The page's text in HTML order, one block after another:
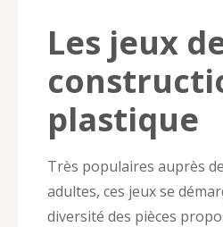
Les jeux
plastique
Très populaires auprès
adultes, ces jeux se
diversité des pièces